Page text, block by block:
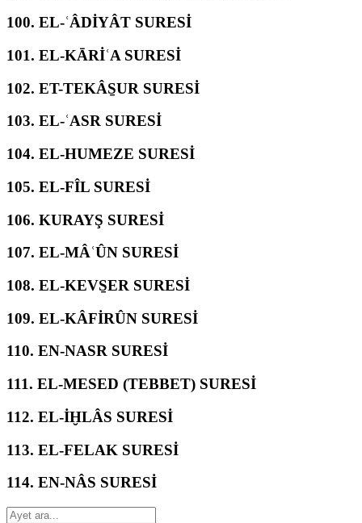
100. EL-ʿÂDİYÂT SURESİ
101. EL-KĀRİʿA SURESİ
102. ET-TEKÂS̱UR SURESİ
103. EL-ʿASR SURESİ
104. EL-HUMEZE SURESİ
105. EL-FÎL SURESİ
106. KURAYŞ SURESİ
107. EL-MÂʿÛN SURESİ
108. EL-KEVS̱ER SURESİ
109. EL-KÂFİRÛN SURESİ
110. EN-NASR SURESİ
111. EL-MESED (TEBBET) SURESİ
112. EL-İḪLÂS SURESİ
113. EL-FELAK SURESİ
114. EN-NÂS SURESİ